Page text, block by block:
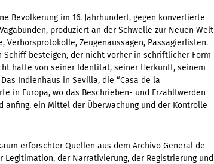
Bevölkerung im 16. Jahrhundert, gegen konvertierte
produziert an der Schwelle zur Neuen Welt
Zeugenaussagen, Passagierlisten.
besteigen, der nicht vorher in schriftlicher Form
hatte von seiner Identität, seiner Herkunft, seinem
Indienhaus in Sevilla, die “Casa de la
in Europa, wo das Beschrieben- und Erzähltwerden
ein Mittel der Überwachung und der Kontrolle
erforschter Quellen aus dem Archivo General de
der Narrativierung, der Registrierung und